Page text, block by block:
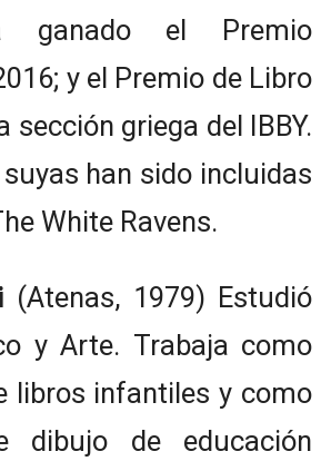
ganado el Premio
y el Premio de Libro
sección griega del IBBY.
han sido incluidas
White Ravens.
(Atenas, 1979) Estudió
y Arte. Trabaja como
libros infantiles y como
dibujo de educación